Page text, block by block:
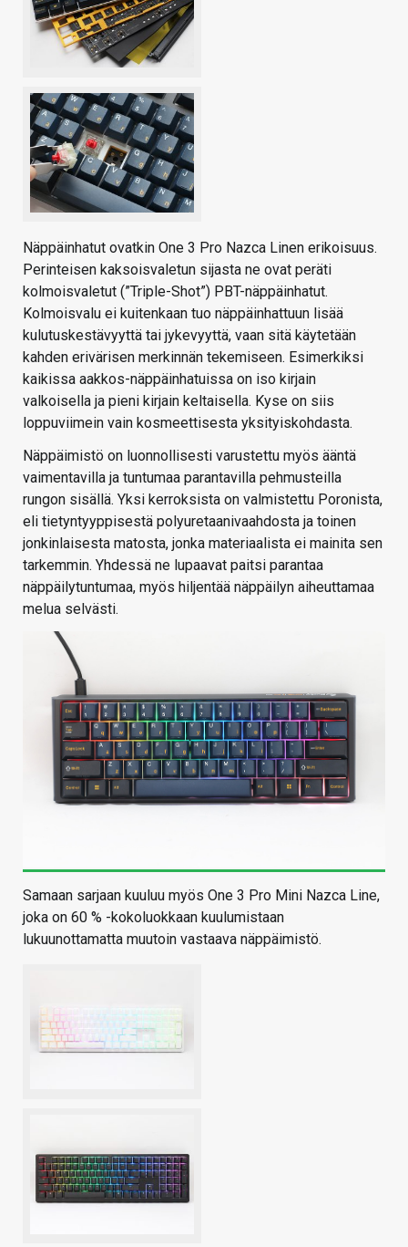
Näppäinhatut ovatkin One 3 Pro Nazca Linen erikoisuus.
Perinteisen kaksoisvaletun sijasta ne ovat peräti
kolmoisvaletut (”Triple-Shot”) PBT-näppäinhatut.
Kolmoisvalu ei kuitenkaan tuo näppäinhattuun lisää
kulutuskestävyyttä tai jykevyyttä, vaan sitä käytetään
kahden erivärisen merkinnän tekemiseen. Esimerkiksi
kaikissa aakkos-näppäinhatuissa on iso kirjain
valkoisella ja pieni kirjain keltaisella. Kyse on siis
loppuviimein vain kosmeettisesta yksityiskohdasta.
Näppäimistö on luonnollisesti varustettu myös ääntä
vaimentavilla ja tuntumaa parantavilla pehmusteilla
rungon sisällä. Yksi kerroksista on valmistettu Poronista,
eli tietyntyyppisestä polyuretaanivaahdosta ja toinen
jonkinlaisesta matosta, jonka materiaalista ei mainita sen
tarkemmin. Yhdessä ne lupaavat paitsi parantaa
näppäilytuntumaa, myös hiljentää näppäilyn aiheuttamaa
melua selvästi.
Samaan sarjaan kuuluu myös One 3 Pro Mini Nazca Line,
joka on 60 % -kokoluokkaan kuulumistaan
lukuunottamatta muutoin vastaava näppäimistö.